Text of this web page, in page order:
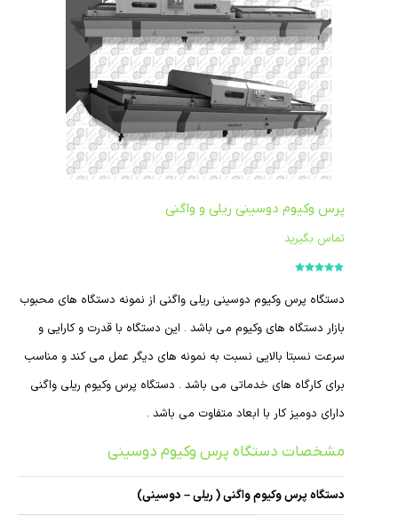
پرس وکیوم دوسینی ریلی و واگنی
تماس بگیرید
دستگاه پرس وکیوم دوسینی ریلی واگنی از نمونه دستگاه های محبوب
بازار دستگاه های وکیوم می باشد . این دستگاه با قدرت و کارایی و
سرعت نسبتا بالایی نسبت به نمونه های دیگر عمل می کند و مناسب
برای کارگاه های خدماتی می باشد . دستگاه پرس وکیوم ریلی واگنی
دارای دومیز کار با ابعاد متفاوت می باشد .
مشخصات دستگاه پرس وکیوم دوسینی
دستگاه پرس وکیوم واگنی ( ریلی – دوسینی)